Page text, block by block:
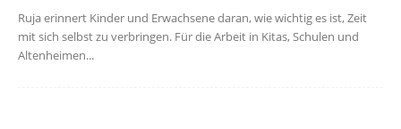
Ruja erinnert Kinder und Erwachsene daran, wie wichtig es ist, Zeit
mit sich selbst zu verbringen. Für die Arbeit in Kitas, Schulen und
Altenheimen...